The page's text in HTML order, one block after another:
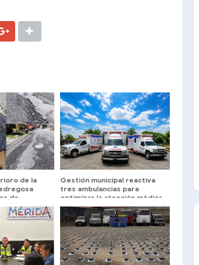
de la
de
blancas
Gestión municipal reactiva
tres ambulancias para
optimizar la atención médica
y traslados en Sucre del
Zulia